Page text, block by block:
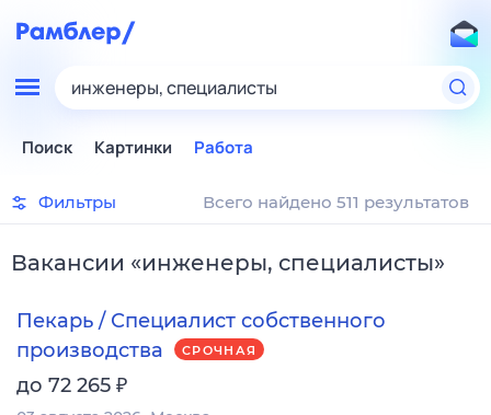
инженеры, специалисты
Поиск Картинки Работа
Фильтры Всего найдено 511 результатов
Вакансии «инженеры, специалисты»
Пекарь / Специалист собственного
производства
СРОЧНАЯ
до 72 265 ₽